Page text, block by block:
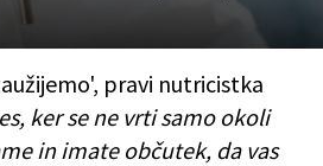
pravi nutricistka
ker se ne vrti samo okoli
in imate občutek, da vas